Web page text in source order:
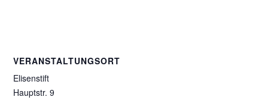
VERANSTALTUNGSORT
Elisenstift
Hauptstr. 9